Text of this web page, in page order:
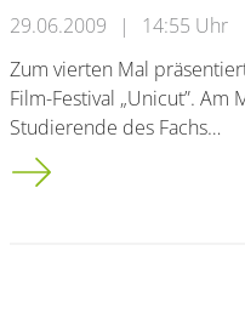
29.06.2009 |
14:55 Uhr
Zum vierten Mal
Film-Festival „Unicut”. Am
Studierende des Fachs…
Filmfestival „Unicut 2009”